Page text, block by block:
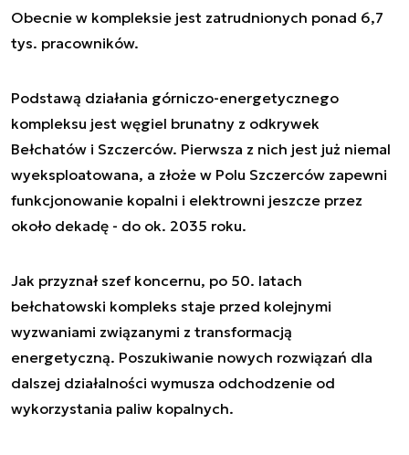
Obecnie w kompleksie jest zatrudnionych ponad 6,7
tys. pracowników.
Podstawą działania górniczo-energetycznego
kompleksu jest węgiel brunatny z odkrywek
Bełchatów i Szczerców. Pierwsza z nich jest już niemal
wyeksploatowana, a złoże w Polu Szczerców zapewni
funkcjonowanie kopalni i elektrowni jeszcze przez
około dekadę - do ok. 2035 roku.
Jak przyznał szef koncernu, po 50. latach
bełchatowski kompleks staje przed kolejnymi
wyzwaniami związanymi z transformacją
energetyczną. Poszukiwanie nowych rozwiązań dla
dalszej działalności wymusza odchodzenie od
wykorzystania paliw kopalnych.